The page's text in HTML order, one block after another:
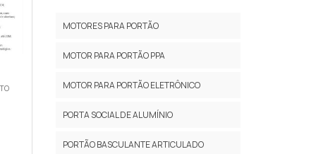
o
MOTORES PARA PORTÃO
MOTOR PARA PORTÃO PPA
MOTOR PARA PORTÃO ELETRÔNICO
PORTA SOCIAL DE ALUMÍNIO
PORTÃO BASCULANTE ARTICULADO